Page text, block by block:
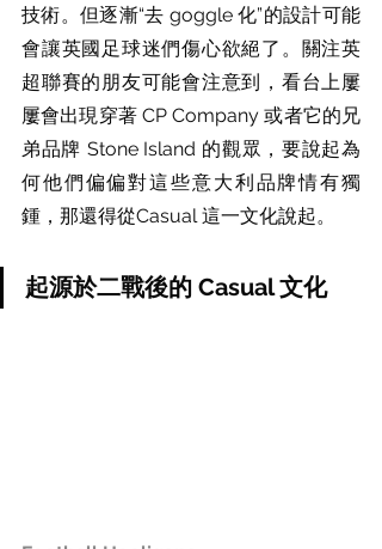
技術。但逐漸“去 goggle 化”的設計可能
會讓英國足球迷們傷心欲絕了。關注英
超聯賽的朋友可能會注意到，看台上屢
屢會出現穿著 CP Company 或者它的兄
弟品牌 Stone Island 的觀眾，要說起為
何他們偏偏對這些意大利品牌情有獨
鍾，那還得從Casual 這一文化說起。
起源於二戰後的 Casual 文化